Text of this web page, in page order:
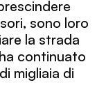
sono loro
la strada
continuato
migliaia di